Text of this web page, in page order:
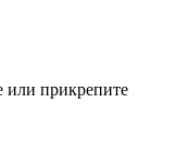
или прикрепите